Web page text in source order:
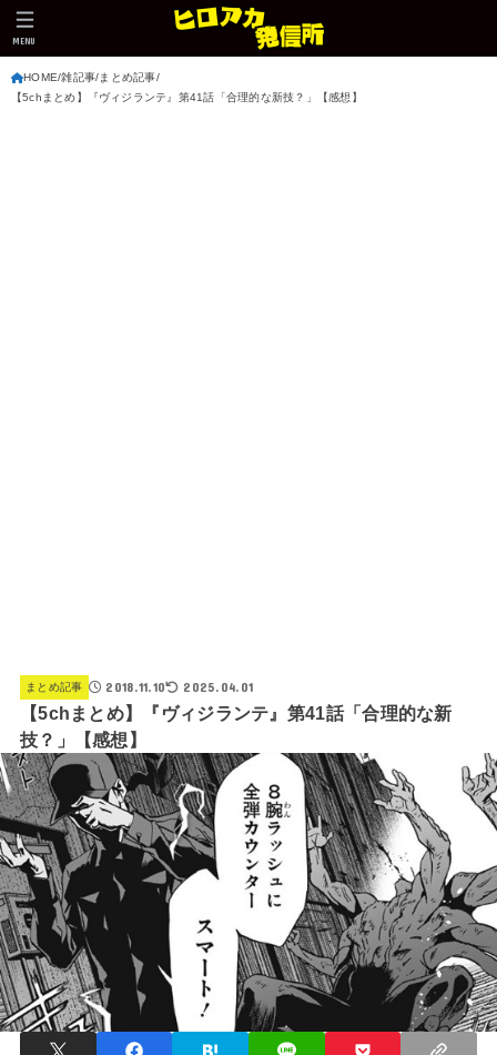
MENU
HOME 雑記事 まとめ記事
【5chまとめ】『ヴィジランテ』第41話「合理的な新技？」【感想】
まとめ記事 2018.11.10 2025.04.01
【5chまとめ】『ヴィジランテ』第41話「合理的な新
技？」【感想】